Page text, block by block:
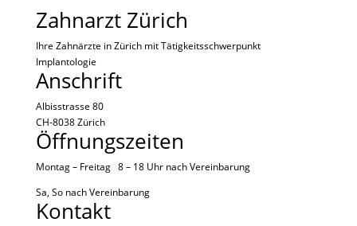
Zahnarzt Zürich
Ihre Zahnärzte in Zürich mit Tätigkeitsschwerpunkt
Implantologie
Anschrift
Albisstrasse 80
CH-8038 Zürich
Öffnungszeiten
Montag – Freitag 8 – 18 Uhr nachVereinbarung
Sa, So nachVereinbarung
Kontakt